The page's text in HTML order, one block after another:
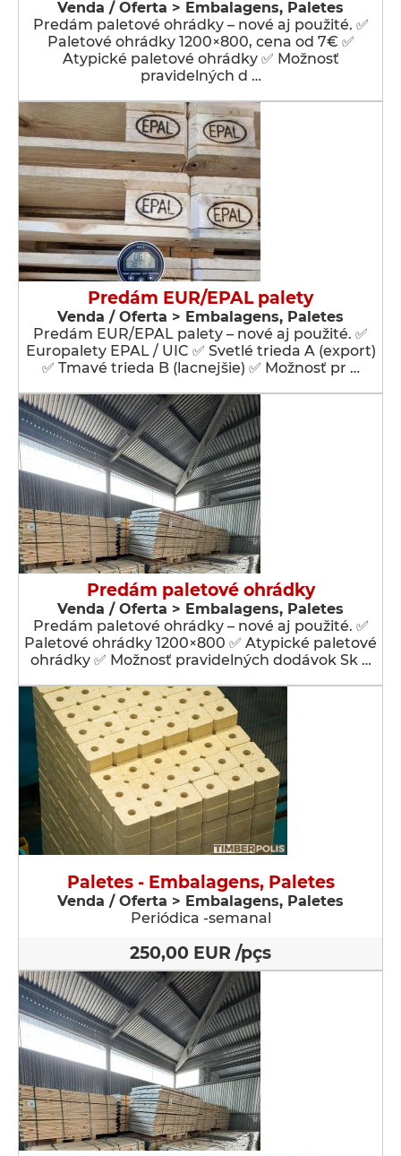
Venda / Oferta > Embalagens, Paletes
Predám paletové ohrádky – nové aj použité. ✅
Paletové ohrádky 1200×800, cena od 7€ ✅
Atypické paletové ohrádky ✅ Možnosť
pravidelných d …
Predám EUR/EPAL palety
Venda / Oferta > Embalagens, Paletes
Predám EUR/EPAL palety – nové aj použité. ✅
Europalety EPAL / UIC ✅ Svetlé trieda A (export)
✅ Tmavé trieda B (lacnejšie) ✅ Možnosť pr …
Predám paletové ohrádky
Venda / Oferta > Embalagens, Paletes
Predám paletové ohrádky – nové aj použité. ✅
Paletové ohrádky 1200×800 ✅ Atypické paletové
ohrádky ✅ Možnosť pravidelných dodávok Sk …
Paletes - Embalagens, Paletes
Venda / Oferta > Embalagens, Paletes
Periódica -semanal
250,00 EUR /pçs